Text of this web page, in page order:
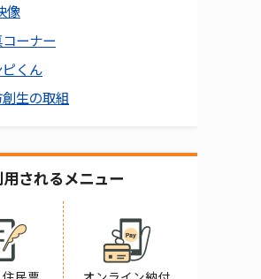
像
ーナー
ピくん
生の取組
されるメニュー